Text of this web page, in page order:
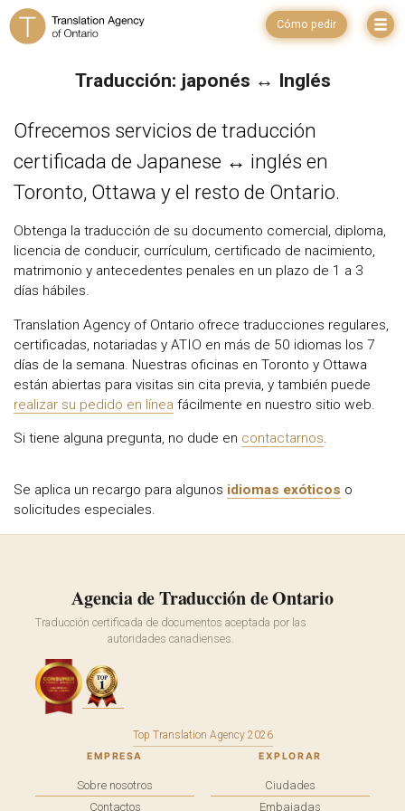
Cómo pedir
Traducción: japonés ↔ Inglés
Ofrecemos servicios de traducción
certificada de Japanese ↔ inglés en
Toronto, Ottawa y el resto de Ontario.
Obtenga la traducción de su documento comercial, diploma,
licencia de conducir, currículum, certificado de nacimiento,
matrimonio y antecedentes penales en un plazo de 1 a 3
días hábiles.
Translation Agency of Ontario ofrece traducciones regulares,
certificadas, notariadas y ATIO en más de 50 idiomas los 7
días de la semana. Nuestras oficinas en Toronto y Ottawa
están abiertas para visitas sin cita previa, y también puede
realizar su pedido en línea fácilmente en nuestro sitio web.
Si tiene alguna pregunta, no dude en contactarnos.
Se aplica un recargo para algunos idiomas exóticos o
solicitudes especiales.
Agencia de Traducción de Ontario
Traducción certificada de documentos aceptada por las
autoridades canadienses.
Top Translation Agency 2026
EMPRESA
Sobre nosotros
Contactos
EXPLORAR
Ciudades
Embajadas